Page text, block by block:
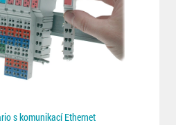
s komunikací Ethernet